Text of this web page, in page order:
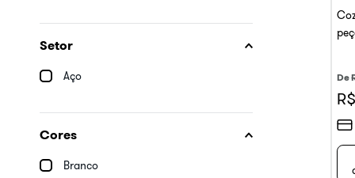
Setor
Aço
Cores
Branco
De